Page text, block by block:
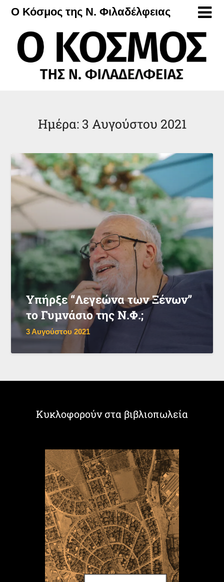
Μετάβαση
περιεχόμενο
Ο Κόσμος της Ν. Φιλαδέλφειας
Ημέρα: 3 Αυγούστου 2021
Υπήρξε “Λεγεώνα των Ξένων”
το Γυμνάσιο της Ν.Φ.;
3 Αυγούστου 2021
Κυκλοφορούν στα βιβλιοπωλεία